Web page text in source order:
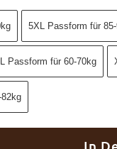
5XL Passform für
Passform für 60-70kg